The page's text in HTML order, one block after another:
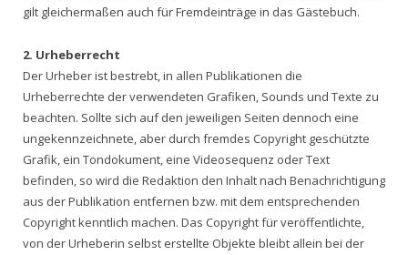
gilt gleichermaßen auch für Fremdeinträge in das Gästebuch.
2. Urheberrecht
Der Urheber ist bestrebt, in allen Publikationen die
Urheberrechte der verwendeten Grafiken, Sounds und Texte zu
beachten. Sollte sich auf den jeweiligen Seiten dennoch eine
ungekennzeichnete, aber durch fremdes Copyright geschützte
Grafik, ein Tondokument, eine Videosequenz oder Text
befinden, so wird die Redaktion den Inhalt nach Benachrichtigung
aus der Publikation entfernen bzw. mit dem entsprechenden
Copyright kenntlich machen. Das Copyright für veröffentlichte,
von der Urheberin selbst erstellte Objekte bleibt allein bei der